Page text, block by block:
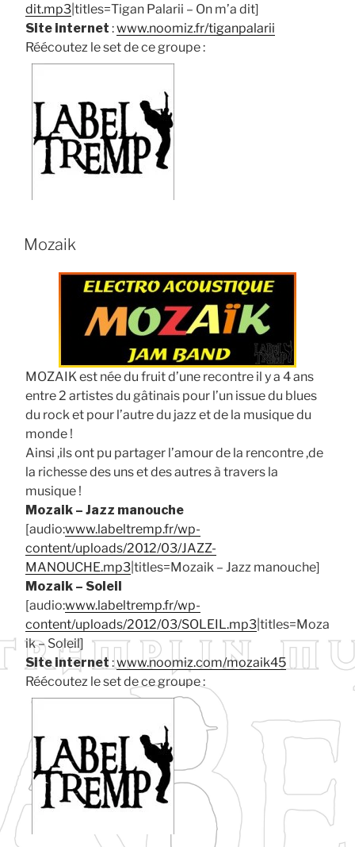
dit.mp3 |titles=Tigan Palarii – On m’a dit]
Site internet :www.noomiz.fr/tiganpalarii
Réécoutez le set de ce groupe :
Mozaik
MOZAIK est née du fruit d’une recontre il y a 4 ans
entre 2 artistes du gâtinais pour l’un issue du blues
du rock et pour l’autre du jazz et de la musique du
monde !
Ainsi ,ils ont pu partager l’amour de la rencontre ,de
la richesse des uns et des autres à travers la
musique !
Mozaik – Jazz manouche
[audio:www.labeltremp.fr/wp-
content/uploads/2012/03/JAZZ-
MANOUCHE.mp3 |titles=Mozaik – Jazz manouche]
Mozaik – Soleil
[audio:www.labeltremp.fr/wp-
content/uploads/2012/03/SOLEIL.mp3 |titles=Moza
ik – Soleil]
Site internet :www.noomiz.com/mozaik45
Réécoutez le set de ce groupe :